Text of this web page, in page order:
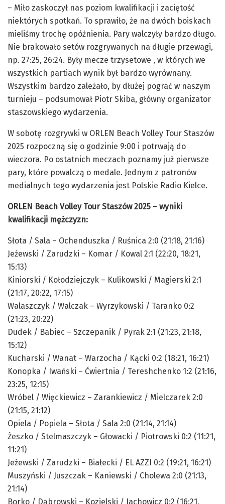
– Miło zaskoczył nas poziom kwalifikacji i zaciętość
niektórych spotkań. To sprawiło, że na dwóch boiskach
mieliśmy trochę opóźnienia. Pary walczyły bardzo długo.
Nie brakowało setów rozgrywanych na długie przewagi,
np. 27:25, 26:24. Były mecze trzysetowe , w których we
wszystkich partiach wynik był bardzo wyrównany.
Wszystkim bardzo zależało, by dłużej pograć w naszym
turnieju – podsumował Piotr Skiba, główny organizator
staszowskiego wydarzenia.
W sobotę rozgrywki w ORLEN Beach Volley Tour Staszów
2025 rozpoczną się o godzinie 9:00 i potrwają do
wieczora. Po ostatnich meczach poznamy już pierwsze
pary, które powalczą o medale. Jednym z patronów
medialnych tego wydarzenia jest Polskie Radio Kielce.
ORLEN Beach Volley Tour Staszów 2025 – wyniki
kwalifikacji mężczyzn:
Słota / Sala – Ochenduszka / Ruśnica 2:0 (21:18, 21:16)
Jeżewski / Zarudzki – Komar / Kowal 2:1 (22:20, 18:21,
15:13)
Kiniorski / Kołodziejczyk – Kulikowski / Magierski 2:1
(21:17, 20:22, 17:15)
Walaszczyk / Walczak – Wyrzykowski / Taranko 0:2
(21:23, 20:22)
Dudek / Babiec – Szczepanik / Pyrak 2:1 (21:23, 21:18,
15:12)
Kucharski / Wanat – Warzocha / Kącki 0:2 (18:21, 16:21)
Konopka / Iwański – Ćwiertnia / Tereshchenko 1:2 (21:16,
23:25, 12:15)
Wróbel / Więckiewicz – Zarankiewicz / Mielczarek 2:0
(21:15, 21:12)
Opiela / Popiela – Słota / Sala 2:0 (21:14, 21:14)
Żeszko / Stelmaszczyk – Głowacki / Piotrowski 0:2 (11:21,
11:21)
Jeżewski / Zarudzki – Białecki / EL AZZI 0:2 (19:21, 16:21)
Muszyński / Juszczak – Kaniewski / Cholewa 2:0 (21:13,
21:14)
Borko / Dąbrowski – Kozielski / Jachowicz 0:2 (16:21,